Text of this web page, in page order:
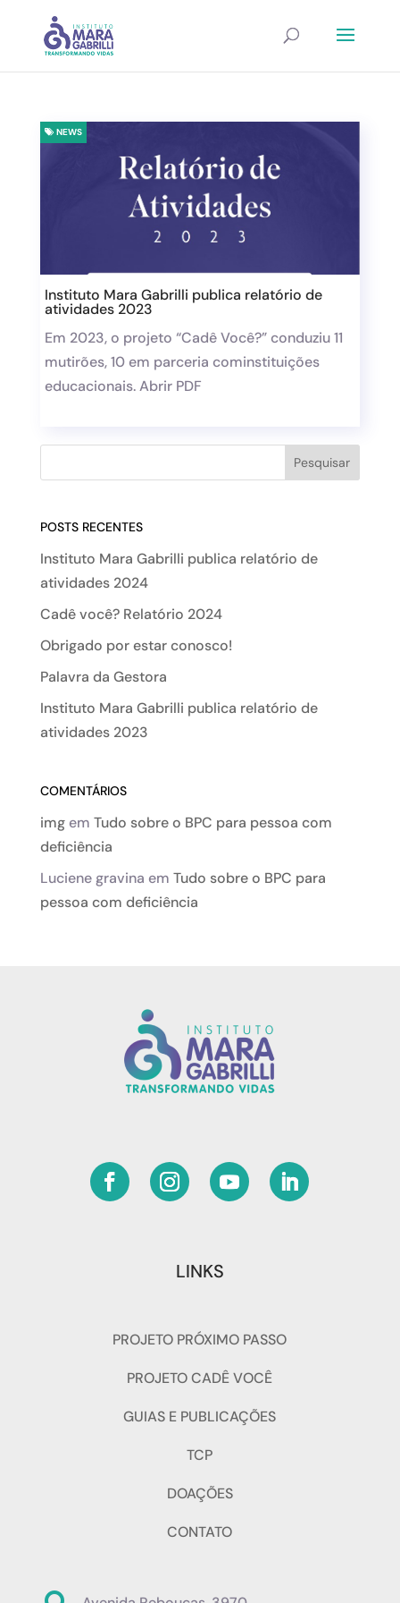
Instituto Mara Gabrilli publica relatório de
atividades 2023
NEWS
Em 2023, o projeto “Cadê Você?” conduziu 11
mutirões, 10 em parceria cominstituições
educacionais. Abrir PDF
POSTS RECENTES
Instituto Mara Gabrilli publica relatório de
atividades 2024
Cadê você? Relatório 2024
Obrigado por estar conosco!
Palavra da Gestora
Instituto Mara Gabrilli publica relatório de
atividades 2023
COMENTÁRIOS
imgem Tudo sobre o BPC para pessoa com
deficiência
Luciene gravina em Tudo sobre o BPC para
pessoa com deficiência
LINKS
PROJETO PRÓXIMO PASSO
PROJETO CADÊ VOCÊ
GUIAS E PUBLICAÇÕES
TCP
DOAÇÕES
CONTATO